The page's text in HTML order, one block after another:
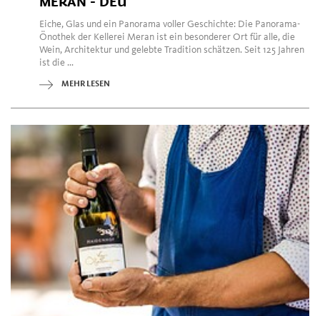
Eiche, Glas und ein Panorama voller Geschichte: Die Panorama-
Önothek der Kellerei Meran ist ein besonderer Ort für alle, die
Wein, Architektur und gelebte Tradition schätzen. Seit 125 Jahren
ist die ...
MEHR LESEN